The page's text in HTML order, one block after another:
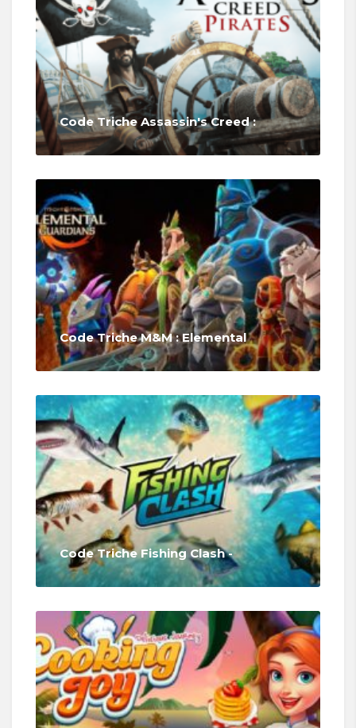
Code Triche Assassin's Creed :
Code Triche M&M : Elemental
Code Triche Fishing Clash -